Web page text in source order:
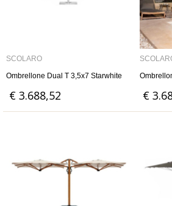
SCOLARO
Ombrellone Dual T 3,5x7 Starwhite
€ 3.688,52 €